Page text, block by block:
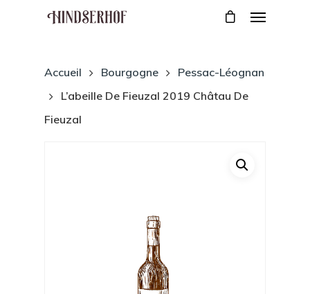
Accueil Bourgogne
Pessac-Léognan
L’abeille De Fieuzal 2019 Châtau De
Fieuzal